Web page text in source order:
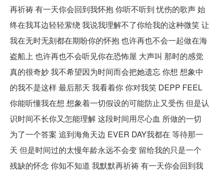
再祈祷 有一天你会回到我怀抱 你听不听到 忧伤的歌声 始
终在我耳边轻轻萦绕 我说我理解不了你给我的这种微笑 让
我在无时无刻都在期盼你的怀抱 也许再也不会一起做在海
盗船上 也许再也不会听见你在恐怖屋 大声叫 那时的感觉
真的很奇妙 我不希望因为时间而会把她遗忘 你想 想象中
的我不是这样 最后那天 我看着你 你对我笑 DEPP FEEL
你能听懂我在想 想象着一切假设的可能防止又受伤 但是认
识时间不长你又怎能理解 这段时间用尽心血 所做的一切
为了一个答案 追到海角天边 EVER DAY我都在 等待那一
天 但是时间过的太慢年龄永远不会变 留给我的只是一个
残缺的怀念 你知不知道 我默默再祈祷 有一天你会回到我